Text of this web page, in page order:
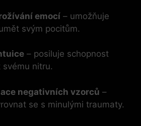
emocí – umožňuje
svým pocitům.
– posiluje schopnost
svému nitru.
negativních vzorců –
se s minulými traumaty.